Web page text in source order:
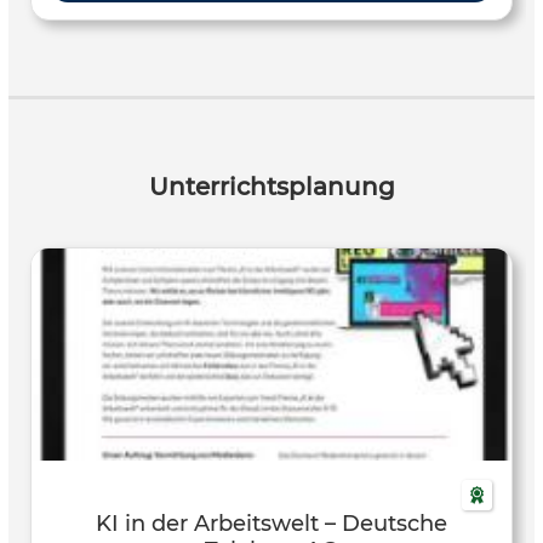
und ethischen Fragen von KI im Berufsleben anregt. Die
und digitalen Bildung. Es unterstützt eine aktive und
Veränderungen in der Arbeitswelt und kann methodisch
flexibel im Unterricht eingesetzt werden – etwa zur
Einführung, Diskussion oder Vertiefung des Themas. Das
Material richtet sich an Lehrkräfte der Sekundarstufe I und
II (Klassen 9–13), die Schülerinnen und Schüler auf die
digitale Arbeitswelt vorbereiten und den
verantwortungsbewussten Umgang mit Künstlicher
Intelligenz im Unterricht fördern möchten.
Unterrichtsplanung
KI in der Arbeitswelt – Deutsche